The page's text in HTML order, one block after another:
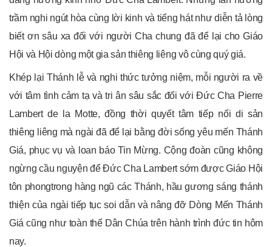
trầm nghi ngút hòa cùng lời kinh và tiếng hát như diễn tả lòng
biết ơn sâu xa đối với người Cha chung đã để lại cho Giáo
Hội và Hội dòng một gia sản thiêng liêng vô cùng quý giá.
Khép lại Thánh lễ và nghi thức tưởng niệm, mỗi người ra về
với tâm tình cảm tạ và tri ân sâu sắc đối với Đức Cha Pierre
Lambert de la Motte, đồng thời quyết tâm tiếp nối di sản
thiêng liêng mà ngài đã để lại bằng đời sống yêu mến Thánh
Giá, phục vụ và loan báo Tin Mừng. Cộng đoàn cũng không
ngừng cầu nguyện để Đức Cha Lambert sớm được Giáo Hội
tôn phongtrong hàng ngũ các Thánh, hầu gương sáng thánh
thiện của ngài tiếp tục soi dẫn và nâng đỡ Dòng Mến Thánh
Giá cũng như toàn thể Dân Chúa trên hành trình đức tin hôm
nay.